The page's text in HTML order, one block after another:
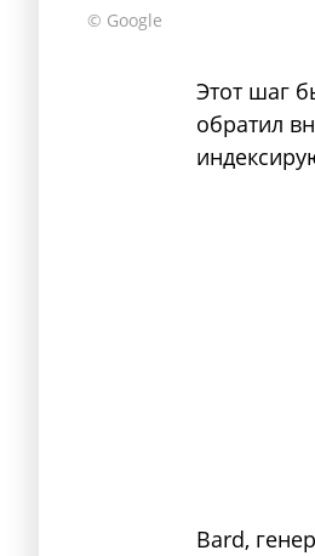
© Google
Этот шаг
обратил
Bard,